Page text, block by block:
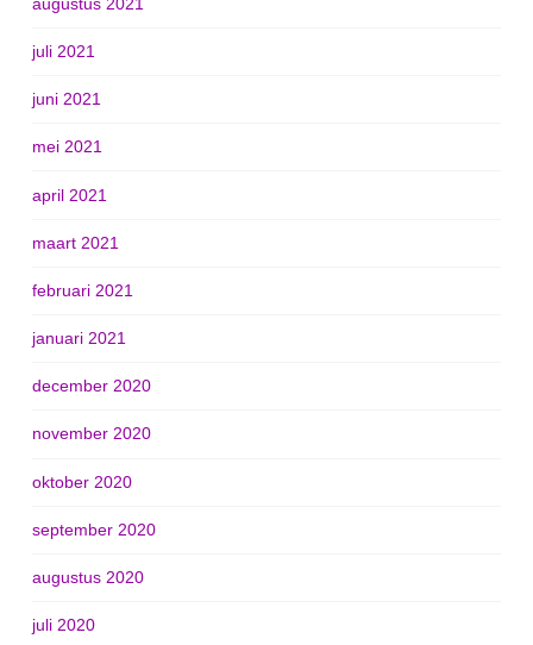
juli 2021
juni 2021
mei 2021
april 2021
maart 2021
februari 2021
januari 2021
december 2020
november 2020
oktober 2020
september 2020
augustus 2020
juli 2020